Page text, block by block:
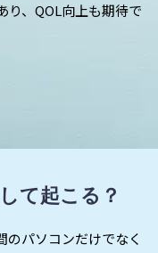
り、QOL向上も期待で
て起こる？
パソコンだけでなく